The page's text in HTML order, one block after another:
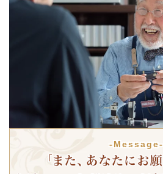
-Message-